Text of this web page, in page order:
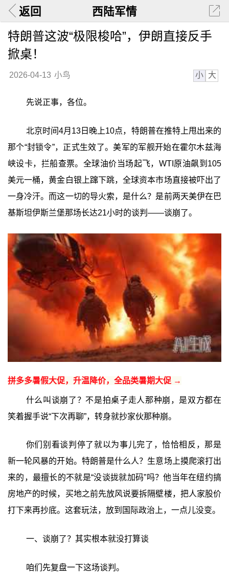
返回 西陆军情
特朗普这波“极限梭哈”，伊朗直接反手
掀桌！
2026-04-13 小鸟 小 大
先说正事，各位。
北京时间4月13日晚上10点，特朗普在推特上甩出来的
那个“封锁令”，正式生效了。美军的军舰开始在霍尔木兹海
峡设卡，拦船查票。全球油价当场起飞，WTI原油飙到105
美元一桶，黄金白银上蹿下跳，全球资本市场直接被吓出了
一身冷汗。而这一切的导火索，是什么？是前两天美伊在巴
基斯坦伊斯兰堡那场长达21小时的谈判——谈崩了。
拼多多暑假大促，升温降价，全品类暑期大促 →
什么叫谈崩了？不是拍桌子走人那种崩，是双方都在
笑着握手说“下次再聊”，转身就抄家伙那种崩。
你们别看谈判停了就以为事儿完了，恰恰相反，那是
新一轮风暴的开始。特朗普是什么人？生意场上摸爬滚打出
来的，最擅长的不就是“没谈拢就加码”吗？他当年在纽约搞
房地产的时候，买地之前先放风说要拆隔壁楼，把人家股价
打下来再抄底。这套玩法，放到国际政治上，一点儿没变。
一、谈崩了？其实根本就没打算谈
咱们先复盘一下这场谈判。